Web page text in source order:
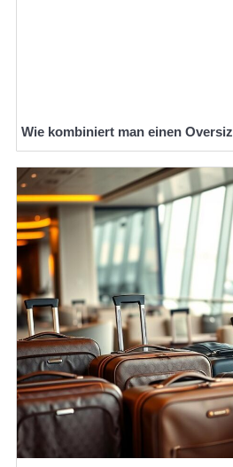
Wie kombiniert man einen